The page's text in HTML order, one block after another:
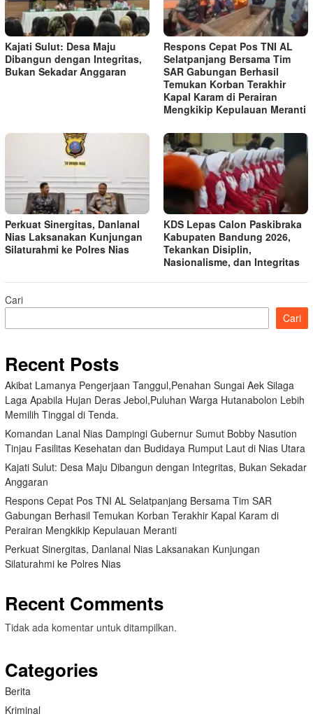
Kajati Sulut: Desa Maju
Dibangun dengan Integritas,
Bukan Sekadar Anggaran
Respons Cepat Pos TNI AL
Selatpanjang Bersama Tim
SAR Gabungan Berhasil
Temukan Korban Terakhir
Kapal Karam di Perairan
Mengkikip Kepulauan Meranti
Perkuat Sinergitas, Danlanal
Nias Laksanakan Kunjungan
Silaturahmi ke Polres Nias
KDS Lepas Calon Paskibraka
Kabupaten Bandung 2026,
Tekankan Disiplin,
Nasionalisme, dan Integritas
Cari
Cari
Recent Posts
Akibat Lamanya Pengerjaan Tanggul,Penahan Sungai Aek Silaga
Laga Apabila Hujan Deras Jebol,Puluhan Warga Hutanabolon Lebih
Memilih Tinggal di Tenda.
Komandan Lanal Nias Dampingi Gubernur Sumut Bobby Nasution
Tinjau Fasilitas Kesehatan dan Budidaya Rumput Laut di Nias Utara
Kajati Sulut: Desa Maju Dibangun dengan Integritas, Bukan Sekadar
Anggaran
Respons Cepat Pos TNI AL Selatpanjang Bersama Tim SAR
Gabungan Berhasil Temukan Korban Terakhir Kapal Karam di
Perairan Mengkikip Kepulauan Meranti
Perkuat Sinergitas, Danlanal Nias Laksanakan Kunjungan
Silaturahmi ke Polres Nias
Recent Comments
Tidak ada komentar untuk ditampilkan.
Categories
Berita
Kriminal